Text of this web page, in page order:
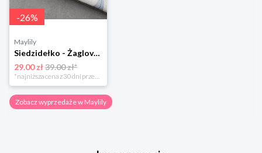
-26%
Maylily
Siedzidełko - Żaglove - OUTLET
29.00 zł39.00 zł*
*najniższa cena z 30 dni przed obniżką
Zobacz wyprzedaże w Maylily